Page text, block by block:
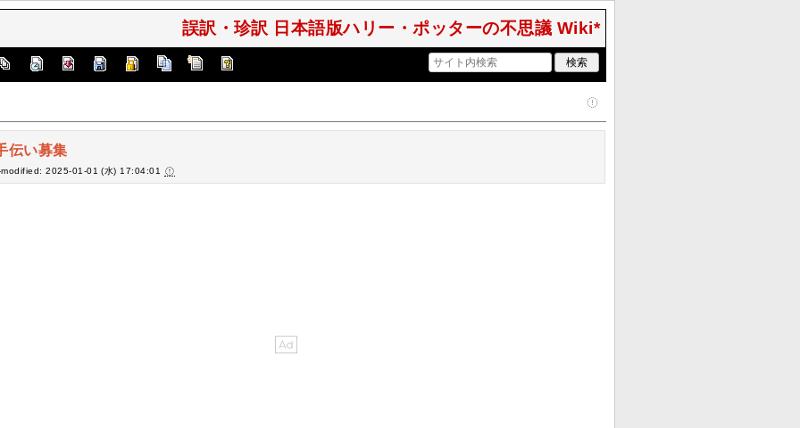
誤訳・珍訳 日本語版ハリー・ポッターの不思議 Wiki*
伝い募集
modified: 2025-01-01 (水) 17:04:01